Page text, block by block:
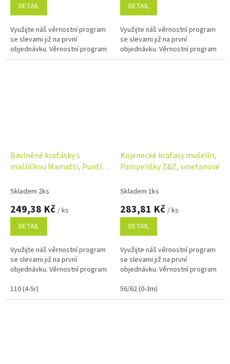
DETAIL
Využijte náš věrnostní program
se slevami již na první
objednávku. Věrnostní program
DETAIL
Využijte náš věrnostní program
se slevami již na první
objednávku. Věrnostní program
Bavlněné kraťásky s
mašličkou Mamatti, Puntík,
Skladem 2ks
249,38 Kč / ks
DETAIL
Využijte náš věrnostní program
se slevami již na první
objednávku. Věrnostní program
110 (4-5r)
Kojenecké kraťasy mušelín,
Pampelišky Z&Z, smetanové
Skladem 1ks
283,81 Kč / ks
DETAIL
Využijte náš věrnostní program
se slevami již na první
objednávku. Věrnostní program
56/62 (0-3m)